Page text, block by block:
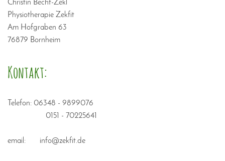
Christin Becht-Zekl
Physiotherapie Zekfit
Am Hofgraben 63
76879 Bornheim
Kontakt:
Telefon: 06348 - 9899076
0151 - 70225641
email: info@zekfit.de